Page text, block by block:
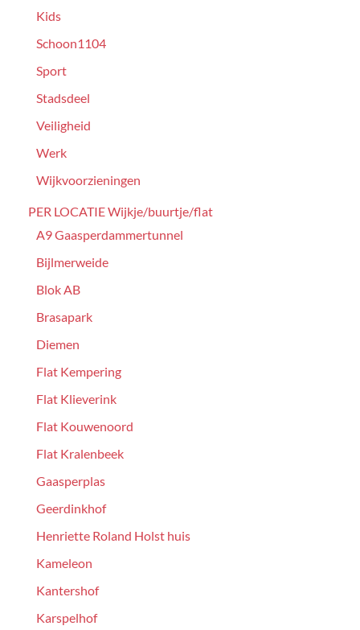
Kids
Schoon1104
Sport
Stadsdeel
Veiligheid
Werk
Wijkvoorzieningen
PER LOCATIE Wijkje/buurtje/flat
A9 Gaasperdammertunnel
Bijlmerweide
Blok AB
Brasapark
Diemen
Flat Kempering
Flat Klieverink
Flat Kouwenoord
Flat Kralenbeek
Gaasperplas
Geerdinkhof
Henriette Roland Holst huis
Kameleon
Kantershof
Karspelhof